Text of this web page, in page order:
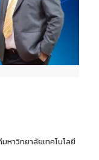
าวิทยาลัยเทคโนโลยี